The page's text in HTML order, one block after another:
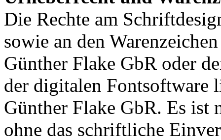
Die Rechte am
sowie an den
Günther Flake GbR oder
der digitalen Fontsoftware
Günther Flake GbR. Es ist
ohne das schriftliche